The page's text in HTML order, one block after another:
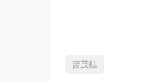
曹茂桂